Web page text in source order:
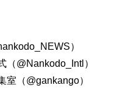
）
（@Nankodo_Intl）
室（@gankango）